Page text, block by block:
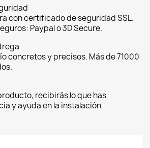
con certificado de seguridad SSL.
Paypal o 3D Secure.
concretos y precisos. Más de 71000
recibirás lo que has
y ayuda en la instalación